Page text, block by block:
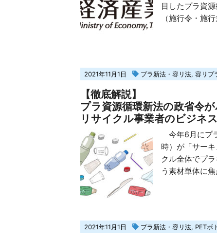
目したプラ資
（施行令・施
2021年11月1日 プラ新法・容リ法, 容リプ
【徹底解説】
プラ資源循環新法の政省令
リサイクル事業者のビジネ
今年6月にプ
時）が「サー
クル全体でプ
う素材単体に
2021年11月1日 プラ新法・容リ法, PETボ